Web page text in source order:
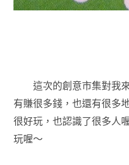
這次的創意市集對我來
有賺很多錢，也還有很多
很好玩，也認識了很多人
玩喔～